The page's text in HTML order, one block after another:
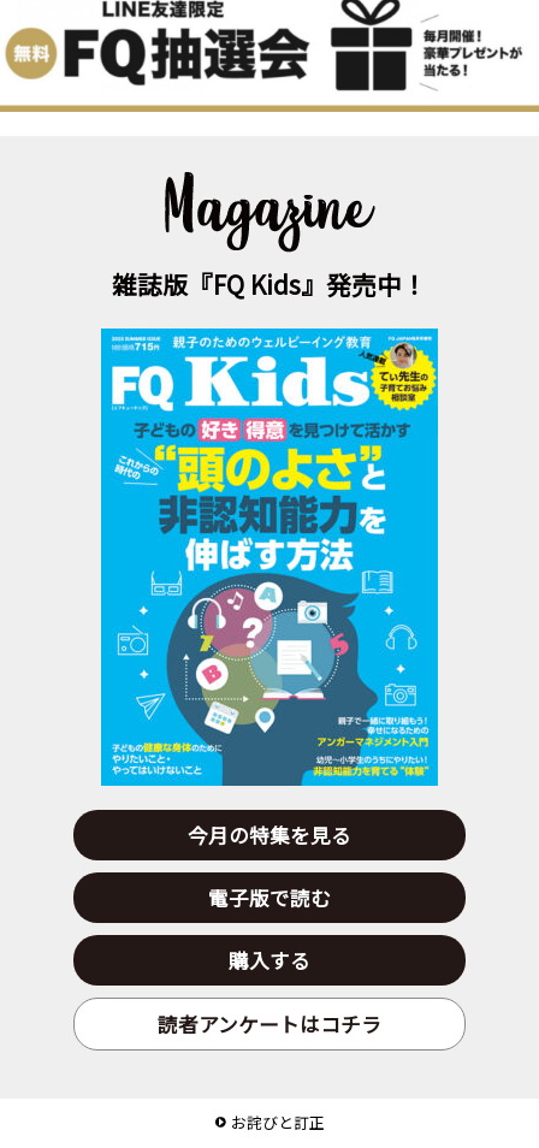
雑誌版『FQ Kids』発売中！
今月の特集を見る
電子版で読む
購入する
読者アンケートはコチラ
お詫びと訂正